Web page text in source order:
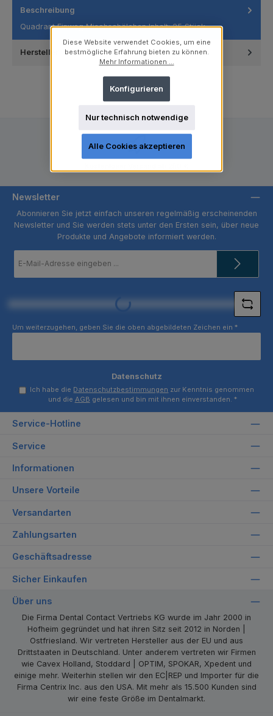
Beschreibung
Quadrant Einweg Mischschälchen Inhalt: 25 Stück
Hersteller
Newsletter
Abonnieren Sie jetzt einfach unseren regelmäßig erscheinenden
Newsletter und Sie werden stets unter den Ersten sein, über neue
Produkte und Angebote informiert werden.
Mail-
Loading...
Um weiterzugehen, geben Sie die oben abgebildeten Zeichen ein *
Datenschutz
Ich habe die Datenschutzbestimmungen zur Kenntnis genommen
und die AGB gelesen und bin mit ihnen einverstanden. *
Service-Hotline
Service
Informationen
Unsere Vorteile
Versandarten
Zahlungsarten
Geschäftsadresse
Sicher Einkaufen
Über uns
Die Firma Dental Contact Vertriebs KG wurde im Jahr 2000 in
Hofheim gegründet und hat ihren Sitz seit 2012 in Norden |
Ostfriesland. Wir vertreten Hersteller aus der EU und aus
Drittstaaten in Deutschland. Unter anderem vertreten wir Firmen
wie Cavex Holland, Stoddard | OPTIM, SPOKAR, Xpedent und
einige mehr. Weiterhin stellen wir den EC|REP und Importer für die
Firma Centrix Inc. aus den USA. Mit mehr als 15.500 Kunden sind
wir eine feste Größe im Dentalmarkt.
Diese Website verwendet Cookies, um eine
bestmögliche Erfahrung bieten zu können.
Mehr Informationen ...
Nur technisch notwendige
Konfigurieren
Alle Cookies akzeptieren